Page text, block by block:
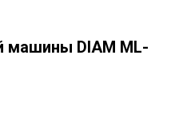
машины DIAM ML-